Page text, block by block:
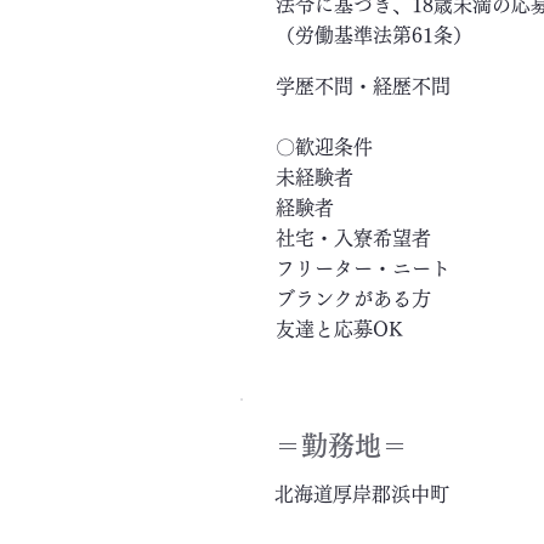
法令に基づき、18歳未満の応
（労働基準法第61条）
学歴不問・経歴不問
〇歓迎条件
未経験者
経験者
社宅・入寮希望者
フリーター・ニート
ブランクがある方
友達と応募OK
＝​勤務地＝
北海道厚岸郡浜中町